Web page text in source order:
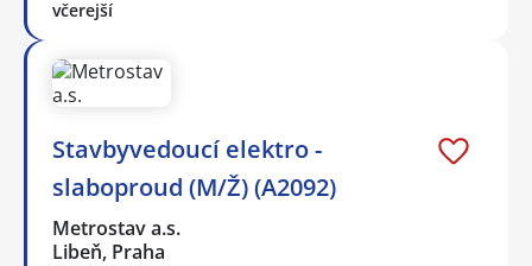
včerejší
Stavbyvedoucí elektro -
slaboproud (M/Ž) (A2092)
Metrostav a.s.
Libeň, Praha